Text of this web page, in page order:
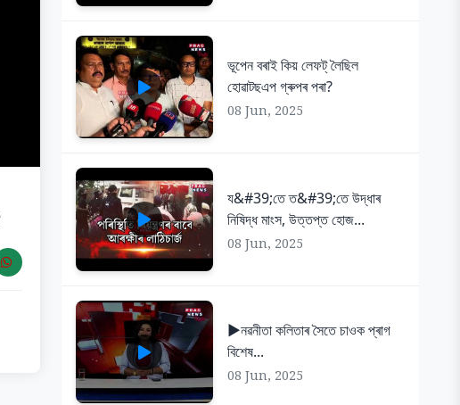
ভূপেন বৰাই কিয় লেফট্ লৈছিল
হোৱাটছএপ গ্ৰুপৰ পৰা?
08 Jun, 2025
য&#39;তে ত&#39;তে উদ্ধাৰ
নিষিদ্ধ মাংস, উত্তপ্ত হোজ...
08 Jun, 2025
▶️নৱনীতা কলিতাৰ সৈতে চাওক প্ৰাগ
বিশেষ...
08 Jun, 2025